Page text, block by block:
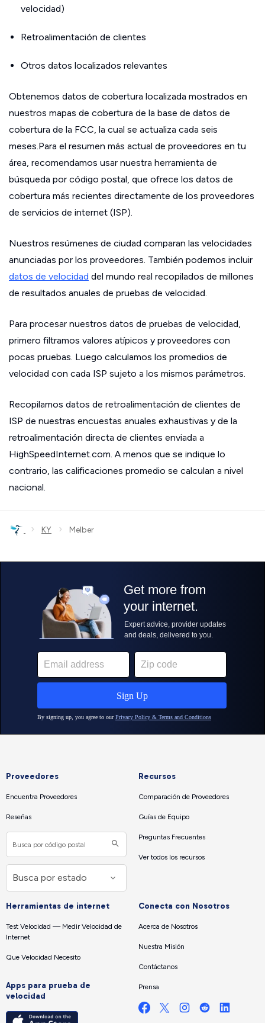
velocidad)
Retroalimentación de clientes
Otros datos localizados relevantes
Obtenemos datos de cobertura localizada mostrados en
nuestros mapas de cobertura de la base de datos de
cobertura de la FCC, la cual se actualiza cada seis
meses.Para el resumen más actual de proveedores en tu
área, recomendamos usar nuestra herramienta de
búsqueda por código postal, que ofrece los datos de
cobertura más recientes directamente de los proveedores
de servicios de internet (ISP).
Nuestros resúmenes de ciudad comparan las velocidades
anunciadas por los proveedores. También podemos incluir
datos de velocidad del mundo real recopilados de millones
de resultados anuales de pruebas de velocidad.
Para procesar nuestros datos de pruebas de velocidad,
primero filtramos valores atípicos y proveedores con
pocas pruebas. Luego calculamos los promedios de
velocidad con cada ISP sujeto a los mismos parámetros.
Recopilamos datos de retroalimentación de clientes de
ISP de nuestras encuestas anuales exhaustivas y de la
retroalimentación directa de clientes enviada a
HighSpeedInternet.com. A menos que se indique lo
contrario, las calificaciones promedio se calculan a nivel
nacional.
› KY › Melber
Proveedores
Encuentra Proveedores
Reseñas
Recursos
Comparación de Proveedores
Guías de Equipo
Preguntas Frecuentes
Ver todos los recursos
Herramientas de internet
Test Velocidad — Medir Velocidad de
Internet
Que Velocidad Necesito
Apps para prueba de
velocidad
Conecta con Nosotros
Acerca de Nosotros
Nuestra Misión
Contáctanos
Prensa